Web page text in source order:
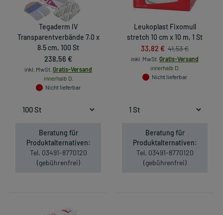
Tegaderm IV
Transparentverbände 7.0 x
8.5 cm, 100 St
238,56 €
inkl. MwSt. Gratis-Versand
innerhalb D.
Nicht lieferbar
Beratung für
Produktalternativen:
Tel. 03491-8770120
(gebührenfrei)
Leukoplast Fixomull
stretch 10 cm x 10 m, 1 St
33,82 € 41,53 €
inkl. MwSt. Gratis-Versand
innerhalb D.
Nicht lieferbar
Beratung für
Produktalternativen:
Tel. 03491-8770120
(gebührenfrei)